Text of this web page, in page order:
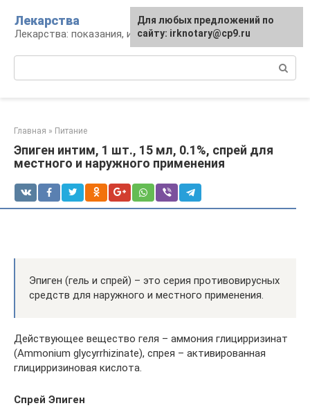
контенту
Лекарства
Лекарства: показания, инструкция, аналоги
Главная » Питание
Эпиген интим, 1 шт., 15 мл, 0.1%, спрей для
местного и наружного применения
Эпиген (гель и спрей) – это серия противовирусных
средств для наружного и местного применения.
Действующее вещество геля – аммония глицирризинат
(Ammonium glycyrrhizinate), спрея – активированная
глицирризиновая кислота.
Спрей Эпиген
Для любых предложений по
сайту: irknotary@cp9.ru